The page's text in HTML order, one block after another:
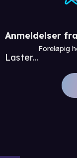
Anmeldelser
Laster...
Foreløpig